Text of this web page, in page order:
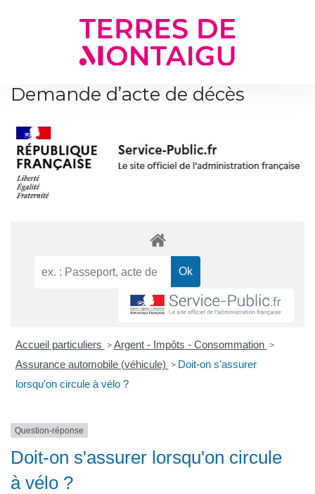
Demande d’acte de décès
Accueil particuliers > Argent - Impôts - Consommation >
Assurance automobile (véhicule) > Doit-on s'assurer
lorsqu'on circule à vélo ?
Question-réponse
Doit-on s'assurer lorsqu'on circule
à vélo ?